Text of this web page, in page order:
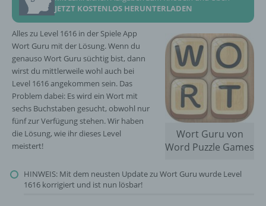
JETZT KOSTENLOS HERUNTERLADEN
Wort Guru von
Word Puzzle Games
Alles zu Level 1616 in der Spiele App
Wort Guru mit der Lösung. Wenn du
genauso Wort Guru süchtig bist, dann
wirst du mittlerweile wohl auch bei
Level 1616 angekommen sein. Das
Problem dabei: Es wird ein Wort mit
sechs Buchstaben gesucht, obwohl nur
fünf zur Verfügung stehen. Wir haben
die Lösung, wie ihr dieses Level
meistert!
HINWEIS: Mit dem neusten Update zu Wort Guru wurde Level
1616 korrigiert und ist nun lösbar!